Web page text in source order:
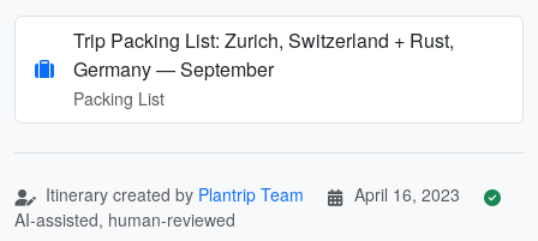
Trip Packing List: Zurich, Switzerland + Rust,
Germany — September
Packing List
Itinerary created by Plantrip Team
April 16, 2023
AI-assisted, human-reviewed